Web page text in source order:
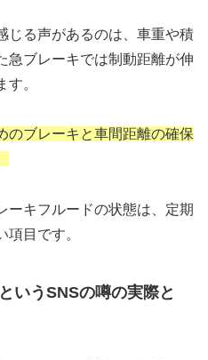
じる声があるのは、車重や積
急ブレーキでは制動距離が伸
。
のブレーキと車間距離の確保
ーキフルードの状態は、定期
項目です。
いうSNSの噂の実際と